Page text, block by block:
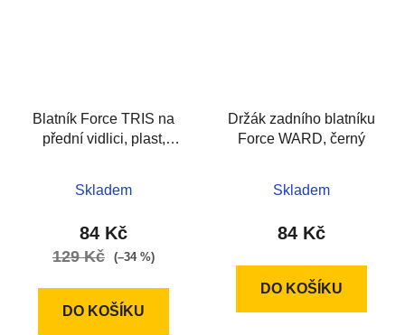
Blatník Force TRIS na
přední vidlici, plast,
Skladem
84 Kč
129 Kč (–34 %)
DO KOŠÍKU
Držák zadního blatníku
Force WARD, černý
Skladem
84 Kč
DO KOŠÍKU